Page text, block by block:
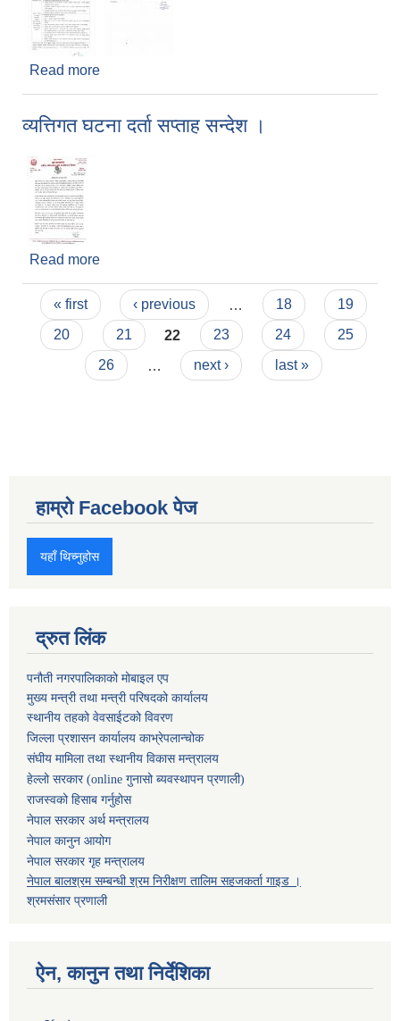
Read more
व्यत्तिगत घटना दर्ता सप्ताह सन्देश ।
Read more
Pages
« first ‹ previous 18
19
20
21 22 23 24
25
26
next › last »
हाम्रो Facebook पेज
यहाँ थिच्नुहोस
द्रुत लिंक
पनौती नगरपालिकाको मोबाइल एप
मुख्य मन्त्री तथा मन्त्री परिषदको कार्यालय
स्थानीय तहको वेवसाईटको विवरण
जिल्ला प्रशासन कार्यालय काभ्रेपलान्चोक
संघीय मामिला तथा स्थानीय विकास मन्त्रालय
हेल्लो सरकार (online गुनासो ब्यवस्थापन प्रणाली)
राजस्वको हिसाब गर्नुहोस
नेपाल सरकार अर्थ मन्त्रालय
नेपाल कानुन आयोग
नेपाल सरकार गृह मन्त्रालय
नेपाल बालश्रम सम्बन्धी श्रम निरीक्षण तालिम सहजकर्ता गाइड ।
श्रमसंसार प्रणाली
ऐन, कानुन तथा निर्देशिका